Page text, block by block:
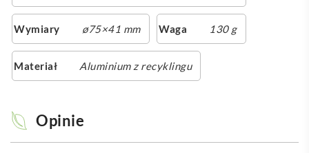
Wymiary ø75×41 mm Waga 130 g
Materiał Aluminium z recyklingu
Opinie